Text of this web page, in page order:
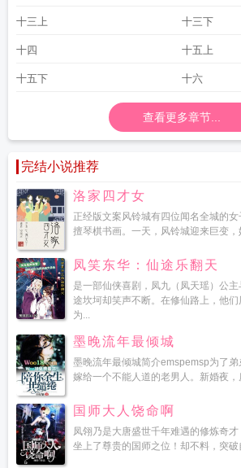
十三上 十三下
十四 十五上
十五下 十六
查看更多章节...
完结小说推荐
洛家四才女
正经版文案风铃城有四位闻名全城的
擅琴棋书画。一天，风铃城迎来巨变
凤笑东华：仙途乐翻天
是一部仙侠喜剧，凤九（凤天瑶）公
途坎坷却笑声不断。在修仙路上，他
为...
墨晚流年最倾城
墨晚流年最倾城简介emspemsp为了
嫁给一个不能人道的老男人。新婚夜，
国师大人饶命啊
凤翎乃是大唐盛世千年难遇的修炼奇
坐上了尊贵的国师之位！却不料，突